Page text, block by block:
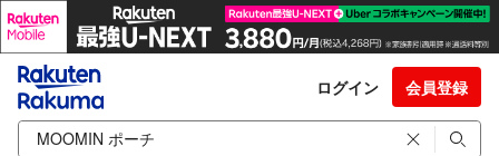
ログイン 会員登録